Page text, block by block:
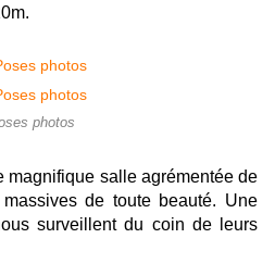
photos
magnifique salle agrémentée de
de toute beauté. Une
surveillent du coin de leurs